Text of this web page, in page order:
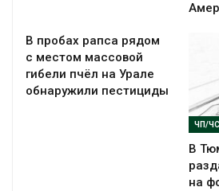
В пробах рапса рядом
с местом массовой
гибели пчёл на Урале
обнаружили пестициды
ЧП/ЧС
В
на